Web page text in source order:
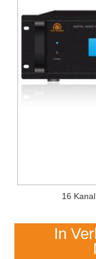
16
In